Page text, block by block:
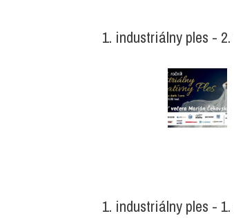
1. industriálny ples -
1. industriálny ples -